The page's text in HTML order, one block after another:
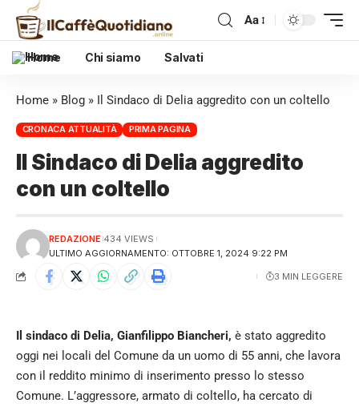
Aa
Home Chi siamo Salvati
Home » Blog » Il Sindaco di Delia aggredito con un coltello
CRONACA ATTUALITÀ PRIMA PAGINA
Il Sindaco di Delia aggredito
con un coltello
ULTIMO AGGIORNAMENTO: OTTOBRE 1, 2024 9:22 PM
REDAZIONE 434 VIEWS
3 MIN LEGGERE
Il sindaco di Delia, Gianfilippo Biancheri, è stato aggredito
oggi nei locali del Comune da un uomo di 55 anni, che lavora
con il reddito minimo di inserimento presso lo stesso
Comune. L’aggressore, armato di coltello, ha cercato di